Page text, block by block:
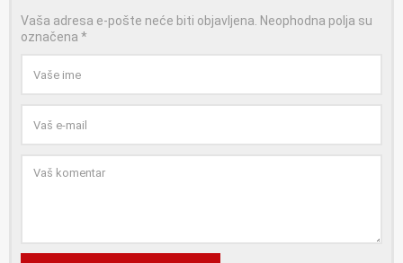
Vaša adresa e-pošte neće biti objavljena. Neophodna polja su
označena *